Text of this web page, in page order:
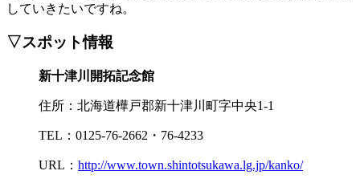
していきたいですね。
▽スポット情報
新十津川開拓記念館
住所：北海道樺戸郡新十津川町字中央1-1
TEL：0125-76-2662・76-4233
URL： http://www.town.shintotsukawa.lg.jp/kanko/